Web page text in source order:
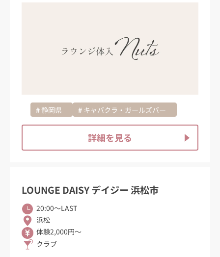
静岡県 キャバクラ・ガールズバー
詳細を見る
LOUNGE DAISY デイジー 浜松市
20:00〜LAST
浜松
体験2,000円～
クラブ